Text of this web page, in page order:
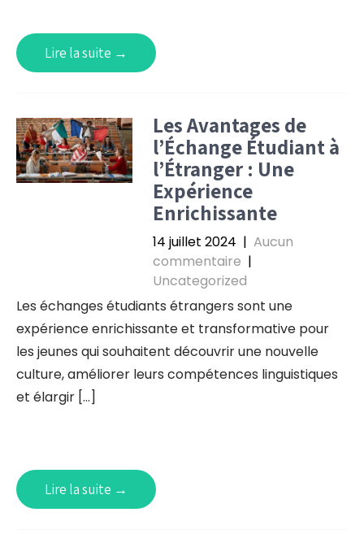
Lire la suite →
Les Avantages de
l’Échange Étudiant à
l’Étranger : Une
Expérience
Enrichissante
14 juillet 2024 | Aucun
commentaire |
Uncategorized
Les échanges étudiants étrangers sont une
expérience enrichissante et transformative pour
les jeunes qui souhaitent découvrir une nouvelle
culture, améliorer leurs compétences linguistiques
et élargir […]
Lire la suite →